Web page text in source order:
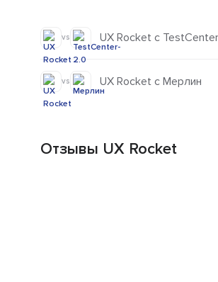
vs UX Rocket с
vs UX Rocket с Мерлин
Отзывы UX Rocket